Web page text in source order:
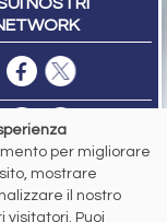
per migliorare
mostrare
il nostro
visitatori. Puoi